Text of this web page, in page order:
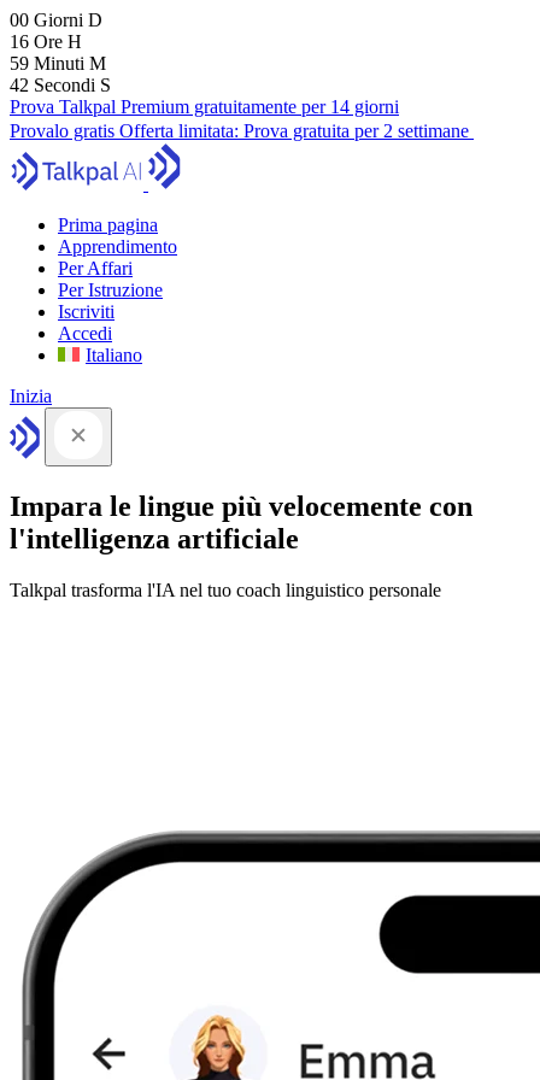
00 Giorni D
16 Ore H
59 Minuti M
41 Secondi S
Prova Talkpal Premium gratuitamente per 14 giorni
Provalo gratis Offerta limitata: Prova gratuita per 2 settimane
Prima pagina
Apprendimento
Per Affari
Per Istruzione
Iscriviti
Accedi
Italiano
Inizia
Impara le lingue più velocemente con
l'intelligenza artificiale
Talkpal trasforma l'IA nel tuo coach linguistico personale